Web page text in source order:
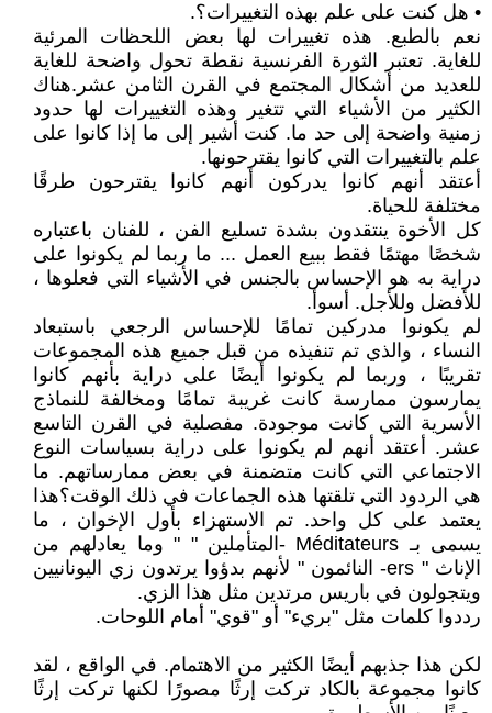
• هل كنت على علم بهذه التغييرات؟.
نعم بالطبع. هذه تغييرات لها بعض اللحظات المرئية
للغاية. تعتبر الثورة الفرنسية نقطة تحول واضحة للغاية
للعديد من أشكال المجتمع في القرن الثامن عشر.هناك
الكثير من الأشياء التي تتغير وهذه التغييرات لها حدود
زمنية واضحة إلى حد ما. كنت أشير إلى ما إذا كانوا على
علم بالتغييرات التي كانوا يقترحونها.
أعتقد أنهم كانوا يدركون أنهم كانوا يقترحون طرقًا
مختلفة للحياة.
كل الأخوة ينتقدون بشدة تسليع الفن ، للفنان باعتباره
شخصًا مهتمًا فقط ببيع العمل ... ما ربما لم يكونوا على
دراية به هو الإحساس بالجنس في الأشياء التي فعلوها ،
للأفضل وللأجل. أسوأ.
لم يكونوا مدركين تمامًا للإحساس الرجعي باستبعاد
النساء ، والذي تم تنفيذه من قبل جميع هذه المجموعات
تقريبًا ، وربما لم يكونوا أيضًا على دراية بأنهم كانوا
يمارسون ممارسة كانت غريبة تمامًا ومخالفة للنماذج
الأسرية التي كانت موجودة. مفصلية في القرن التاسع
عشر. أعتقد أنهم لم يكونوا على دراية بسياسات النوع
الاجتماعي التي كانت متضمنة في بعض ممارساتهم. ما
هي الردود التي تلقتها هذه الجماعات في ذلك الوقت؟هذا
يعتمد على كل واحد. تم الاستهزاء بأول الإخوان ، ما
يسمى بـ Méditateurs -المتأملين " " وما يعادلهم من
الإناث " ers- النائمون " لأنهم بدؤوا يرتدون زي اليونانيين
ويتجولون في باريس مرتدين مثل هذا الزي.
رددوا كلمات مثل "بريء" أو "قوي" أمام اللوحات.
لكن هذا جذبهم أيضًا الكثير من الاهتمام. في الواقع ، لقد
كانوا مجموعة بالكاد تركت إرثًا مصورًا لكنها تركت إرثًا